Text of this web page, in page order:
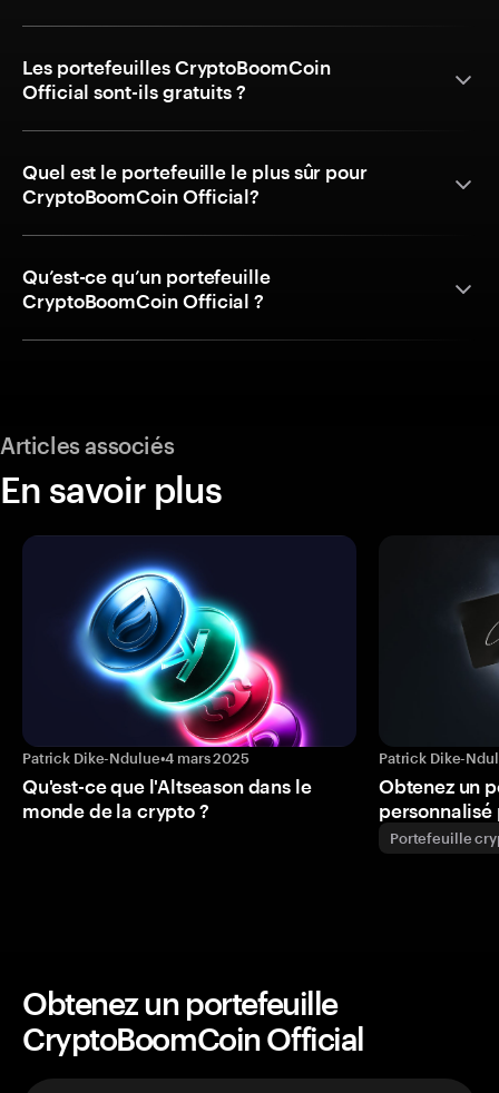
Les portefeuilles CryptoBoomCoin
Official sont-ils gratuits ?
Quel est le portefeuille le plus sûr pour
CryptoBoomCoin Official?
Qu’est-ce qu’un portefeuille
CryptoBoomCoin Official ?
Articles associés
En savoir plus
Patrick Dike-Ndulue•4 mars 2025
Qu'est-ce que l'Altseason dans le
monde de la crypto ?
Patrick Dike-
Obtenez un
personnalisé
Portefeuille
Obtenez un portefeuille
CryptoBoomCoin Official